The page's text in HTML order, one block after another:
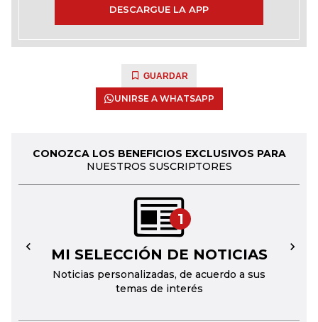
DESCARGUE LA APP
GUARDAR
UNIRSE A WHATSAPP
CONOZCA LOS BENEFICIOS EXCLUSIVOS PARA
NUESTROS SUSCRIPTORES
1
MI SELECCIÓN DE NOTICIAS
Noticias personalizadas, de acuerdo a sus
temas de interés
← →